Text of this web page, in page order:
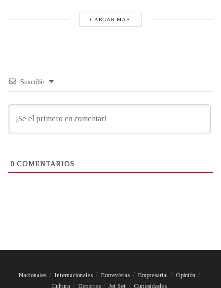
CARGAR MÁS
Suscribir
0 COMENTARIOS
Nacionales Internacionales Entrevistas Empresarial
Opinión
Cultura
Deportes Jet Set Curiosidades